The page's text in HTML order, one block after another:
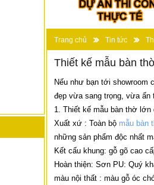
Trang chủ Tin tức
Thiết kế mẫu bàn
Nếu như bạn tới showroom
đẹp vừa sang trọng, vừa ấn
1. Thiết kế mẫu bàn thờ
Xuất xứ : Toàn bộ mẫu bàn
những sản phẩm độc nhất
Kết cấu khung: gỗ gõ cao
Hoàn thiện: Sơn PU: Quý
màu nội thất : màu gỗ óc